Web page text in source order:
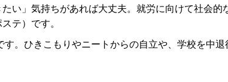
い」気持ちがあれば大丈夫。就労に向けて社会的
テ）です。
。ひきこもりやニートからの自立や、学校を中